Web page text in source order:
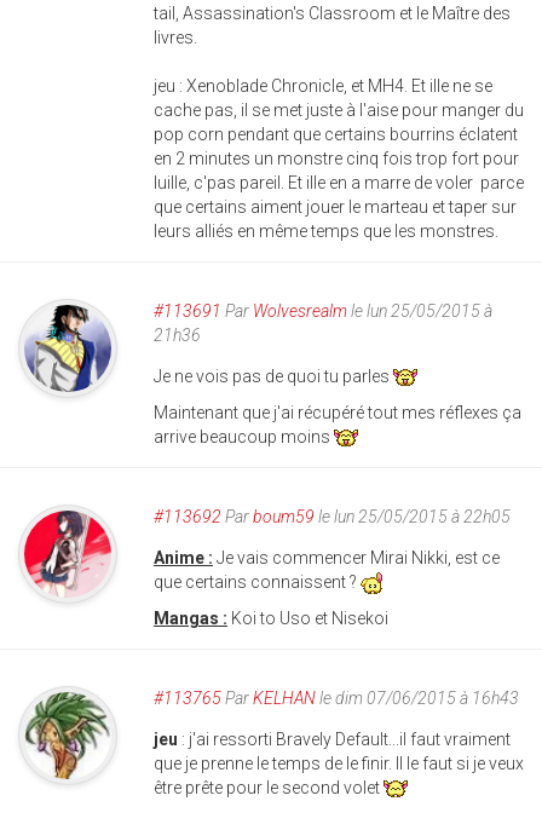
tail, Assassination's Classroom et le Maître des
livres.
jeu : Xenoblade Chronicle, et MH4. Et ille ne se
cache pas, il se met juste à l'aise pour manger du
pop corn pendant que certains bourrins éclatent
en 2 minutes un monstre cinq fois trop fort pour
luille, c'pas pareil. Et ille en a marre de voler parce
que certains aiment jouer le marteau et taper sur
leurs alliés en même temps que les monstres.
#113691 Par Wolvesrealmle lun 25/05/2015 à
21h36
Je ne vois pas de quoi tu parles
Maintenant que j'ai récupéré tout mes réflexes ça
arrive beaucoup moins
#113692 Parboum59 le lun 25/05/2015 à 22h05
Anime : Je vais commencer Mirai Nikki, est ce
que certains connaissent ?
Mangas : Koi to Uso et Nisekoi
#113765ParKELHANle dim 07/06/2015 à 16h43
jeu : j'ai ressorti Bravely Default...il faut vraiment
que je prenne le temps de le finir. Il le faut si je veux
être prête pour le second volet